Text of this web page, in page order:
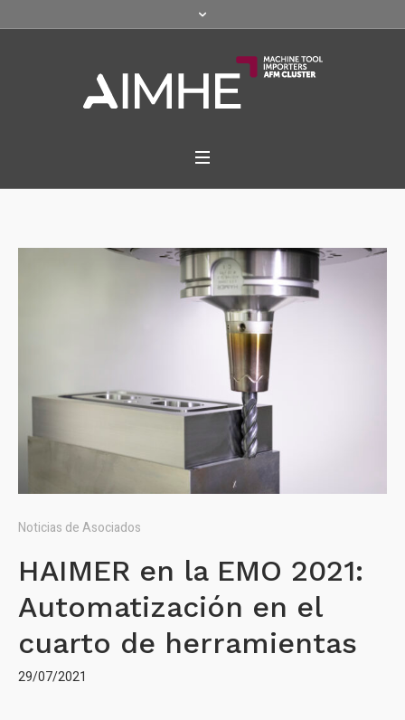
Noticias de Asociados
HAIMER en la EMO 2021:
Automatización en el
cuarto de herramientas
29/07/2021